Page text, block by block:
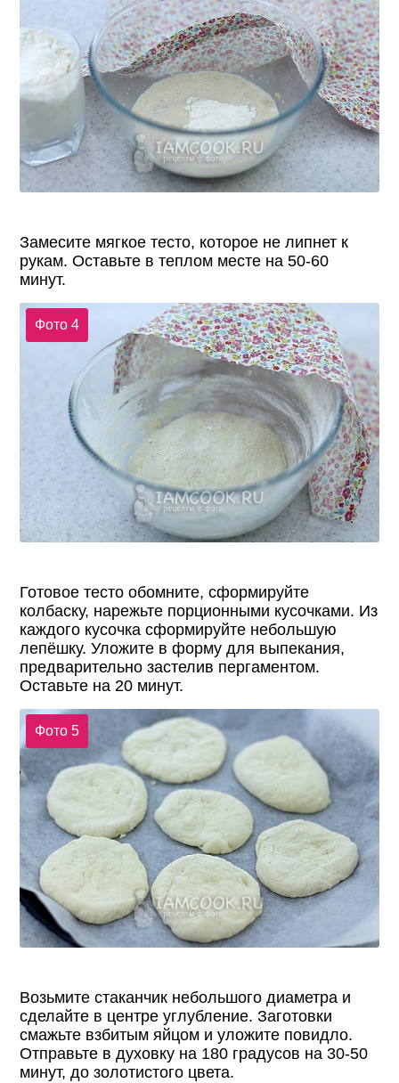
Замесите мягкое тесто, которое не липнет к
рукам. Оставьте в теплом месте на 50-60
минут.
Фото 4
Готовое тесто обомните, сформируйте
колбаску, нарежьте порционными кусочками. Из
каждого кусочка сформируйте небольшую
лепёшку. Уложите в форму для выпекания,
предварительно застелив пергаментом.
Оставьте на 20 минут.
Фото 5
Возьмите стаканчик небольшого диаметра и
сделайте в центре углубление. Заготовки
смажьте взбитым яйцом и уложите повидло.
Отправьте в духовку на 180 градусов на 30-50
минут, до золотистого цвета.